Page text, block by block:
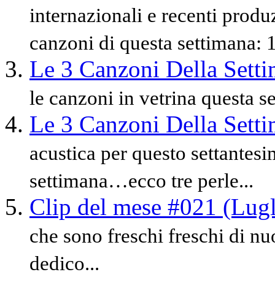
internazionali e recenti
canzoni di questa settimana:
Le 3 Canzoni Della
le canzoni in vetrina questa
Le 3 Canzoni Della
acustica per questo
settimana…ecco tre perle...
Clip del mese #021
che sono freschi freschi di
dedico...